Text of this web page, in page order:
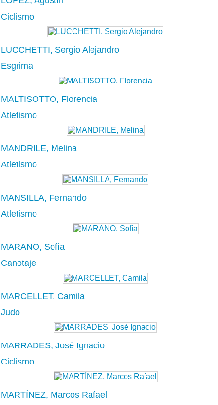
Ciclismo
LUCCHETTI, Sergio Alejandro
Esgrima
MALTISOTTO, Florencia
Atletismo
MANDRILE, Melina
Atletismo
MANSILLA, Fernando
Atletismo
MARANO, Sofía
Canotaje
MARCELLET, Camila
Judo
MARRADES, José Ignacio
Ciclismo
MARTÍNEZ, Marcos Rafael